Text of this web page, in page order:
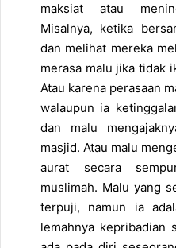
maksiat atau
Misalnya, ketika
dan melihat mereka
merasa malu jika tidak
Atau karena perasaan
walaupun ia
dan malu
masjid. Atau malu
aurat secara
muslimah. Malu yang
terpuji, namun ia
lemahnya kepribadian